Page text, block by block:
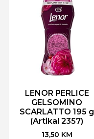
LENOR PERLICE
GELSOMINO
SCARLATTO 195 g
(Artikal 2357)
13,50 KM